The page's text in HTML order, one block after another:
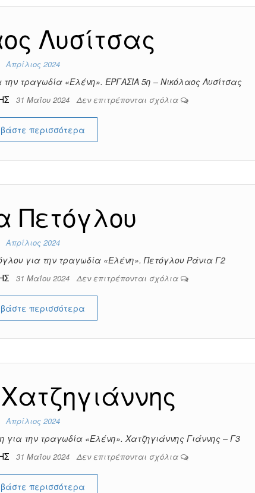
Λυσίτσας
Απρίλιος 2024
τραγωδία «Ελένη». ΕΡΓΑΣΙΑ 5η – Νικόλαος Λυσίτσας
31 Μαΐου 2024 Δεν επιτρέπονται σχόλια
περισσότερα
Πετόγλου
Απρίλιος 2024
για την τραγωδία «Ελένη». Πετόγλου Ράνια Γ2
31 Μαΐου 2024 Δεν επιτρέπονται σχόλια
περισσότερα
Απρίλιος 2024
για την τραγωδία «Ελένη». Χατζηγιάννης Γιάννης – Γ3
31 Μαΐου 2024 Δεν επιτρέπονται σχόλια
περισσότερα